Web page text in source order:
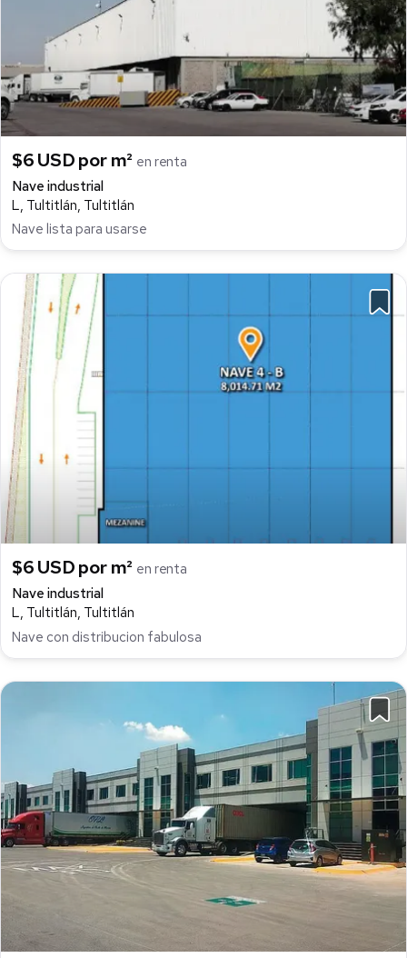
$6 USD por m² en renta
Nave industrial
L, Tultitlán, Tultitlán
Nave lista para usarse
$6 USD por m² en renta
Nave industrial
L, Tultitlán, Tultitlán
Nave con distribucion fabulosa